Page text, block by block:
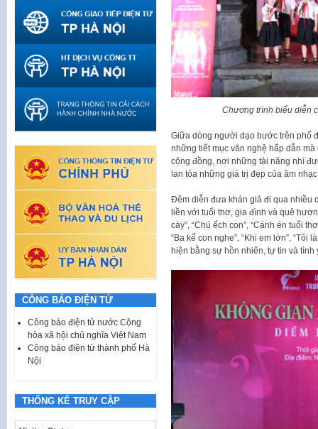
Chương trình biểu diễn
Giữa dòng người dạo bước trên phố
những tiết mục văn nghệ hấp dẫn
cộng đồng, nơi những tài năng nhí
lan tỏa những giá trị đẹp của âm
Đêm diễn đưa khán giả đi qua nhiều
liền với tuổi thơ, gia đình và quê
cày”, “Chú ếch con”, “Cánh én tuổi
“Ba kể con nghe”, “Khi em lớn”, “Tôi
hiện bằng sự hồn nhiên, tự tin và tình
CÔNG BÁO ĐIỆN TỬ
Công báo điện tử nước Cộng
hòa xã hội chủ nghĩa Việt Nam
Công báo điện tử thành phố Hà
Nội
THỐNG KÊ TRUY CẬP